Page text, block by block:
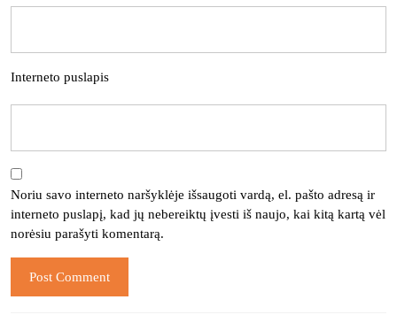
Interneto puslapis
Noriu savo interneto naršyklėje išsaugoti vardą, el. pašto adresą ir
interneto puslapį, kad jų nebereiktų įvesti iš naujo, kai kitą kartą vėl
norėsiu parašyti komentarą.